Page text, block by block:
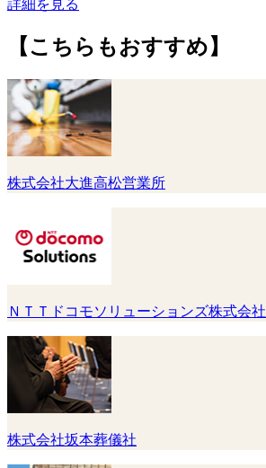
詳細を見る
【こちらもおすすめ】
株式会社大進高松営業所
ＮＴＴドコモソリューションズ株式会社
株式会社坂本葬儀社